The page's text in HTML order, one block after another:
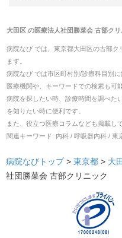
大田区の医療法人社団勝菜会 古部ク
病院なび では、 東京都大田区の古部ク
ます。
病院なび では市区町村別/診療科目別
医療機関や、キーワードでの検索も可
病院を探したい時、診療時間を調べた
を知りたい時に便利です。
また、役立つ医療コラムなども掲載し
関連キーワード: 内科 / 呼吸器内科 / 東
病院なびトップ > 東京都 > 大
社団勝菜会 古部クリニック